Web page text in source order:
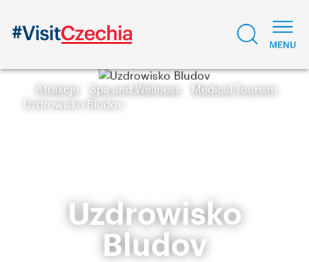
Atrakcje Spa and Wellness
Medical Tourism
Uzdrowisko Bludov
Uzdrowisko
Bludov